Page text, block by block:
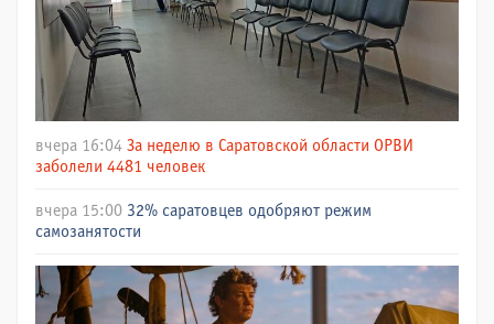
вчера 16:04 За неделю в Саратовской области ОРВИ
заболели 4481 человек
вчера 15:00 32% саратовцев одобряют режим
самозанятости